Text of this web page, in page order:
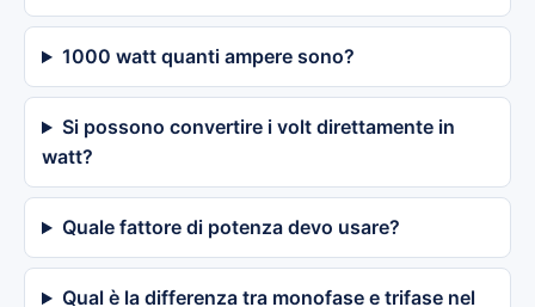
1000 watt quanti ampere sono?
Si possono convertire i volt direttamente in
watt?
Quale fattore di potenza devo usare?
Qual è la differenza tra monofase e trifase nel